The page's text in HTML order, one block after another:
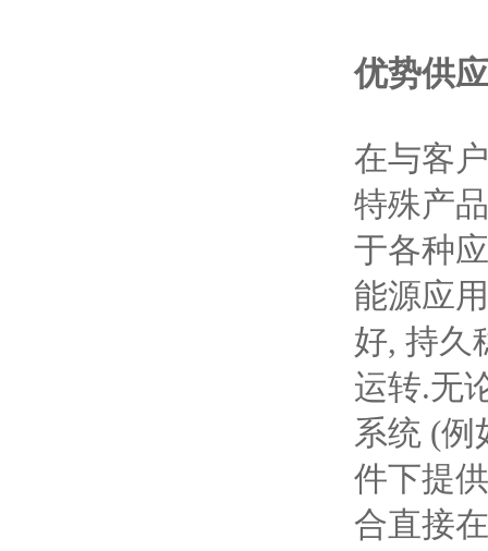
优势供
在与客
特殊产
于各种
能源应
好, 持久
运转.无
系统 (例
件下提
合直接